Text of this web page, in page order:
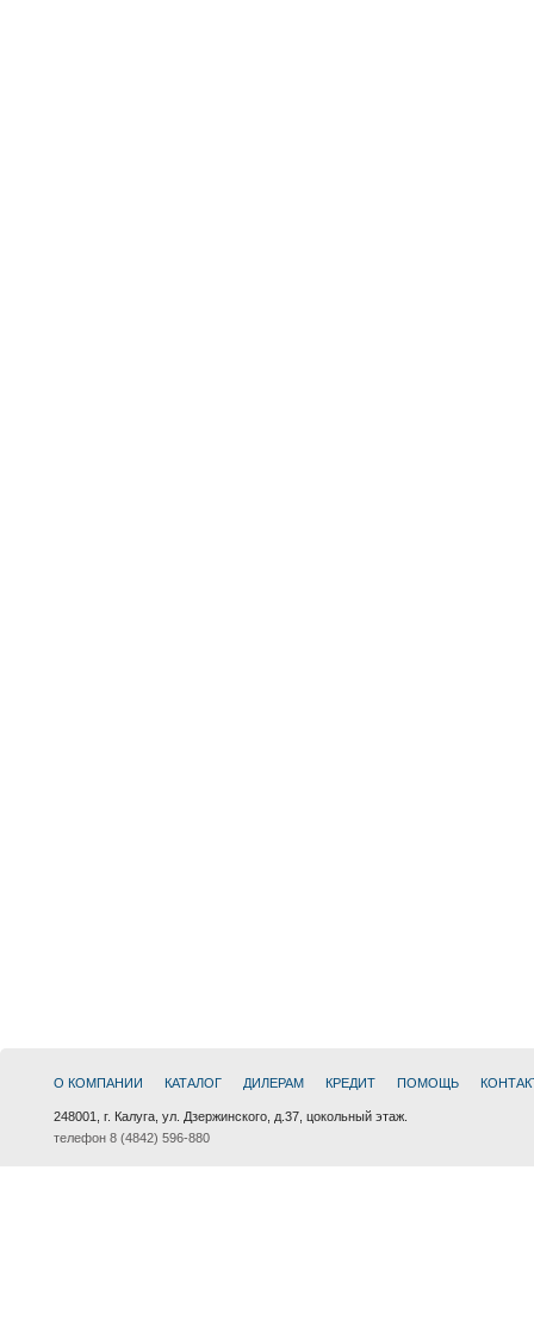
О КОМПАНИИ КАТАЛОГ ДИЛЕРАМ КРЕДИТ ПОМОЩЬ
248001, г. Калуга, ул. Дзержинского, д.37, цокольный этаж.
телефон 8 (4842) 596-880